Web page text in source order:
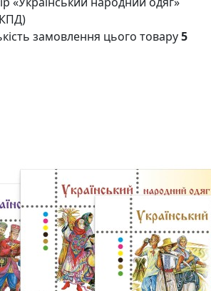
замовлення цього товару5